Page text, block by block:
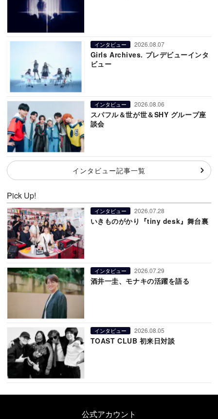
インタビュー 2026.08.07
Girls Archives. プレデビューインタ
ビュー
インタビュー 2026.08.06
スパフル＆世が世＆SHY グループ座
談会
インタビュー記事一覧
Pick Up!
インタビュー 2026.07.28
いきものがかり『tiny desk』舞台裏
インタビュー 2026.07.29
酒井一圭、モナキの活躍を語る
インタビュー 2026.08.05
TOAST CLUB 初来日対談
公式アカウント